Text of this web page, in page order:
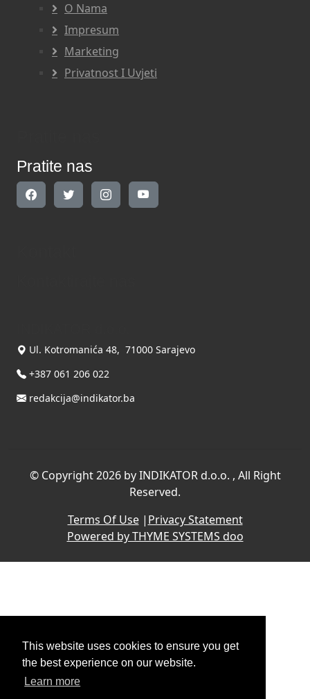
This website uses cookies to ensure you get
the best experience on our website.
Learn more
O Nama
Impresum
Marketing
Privatnost I Uvjeti
Pratite nas
Ul. Kotromanića 48, 71000 Sarajevo
+387 061 206 022
redakcija@indikator.ba
© Copyright 2026 by INDIKATOR d.o.o. , All Right
Reserved.
Terms Of Use| Privacy Statement
Powered by THYME SYSTEMS doo